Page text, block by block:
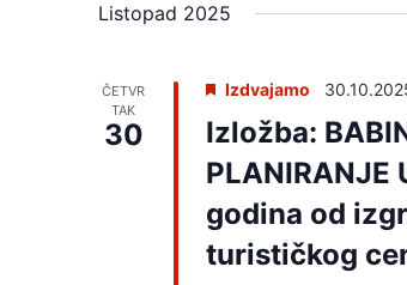
Listopad 2025
ČETVR
TAK
30
Izdvajamo
Izložba:
PLANIRANJE
godina od
turističkog